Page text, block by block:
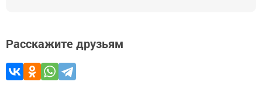
Расскажите друзьям